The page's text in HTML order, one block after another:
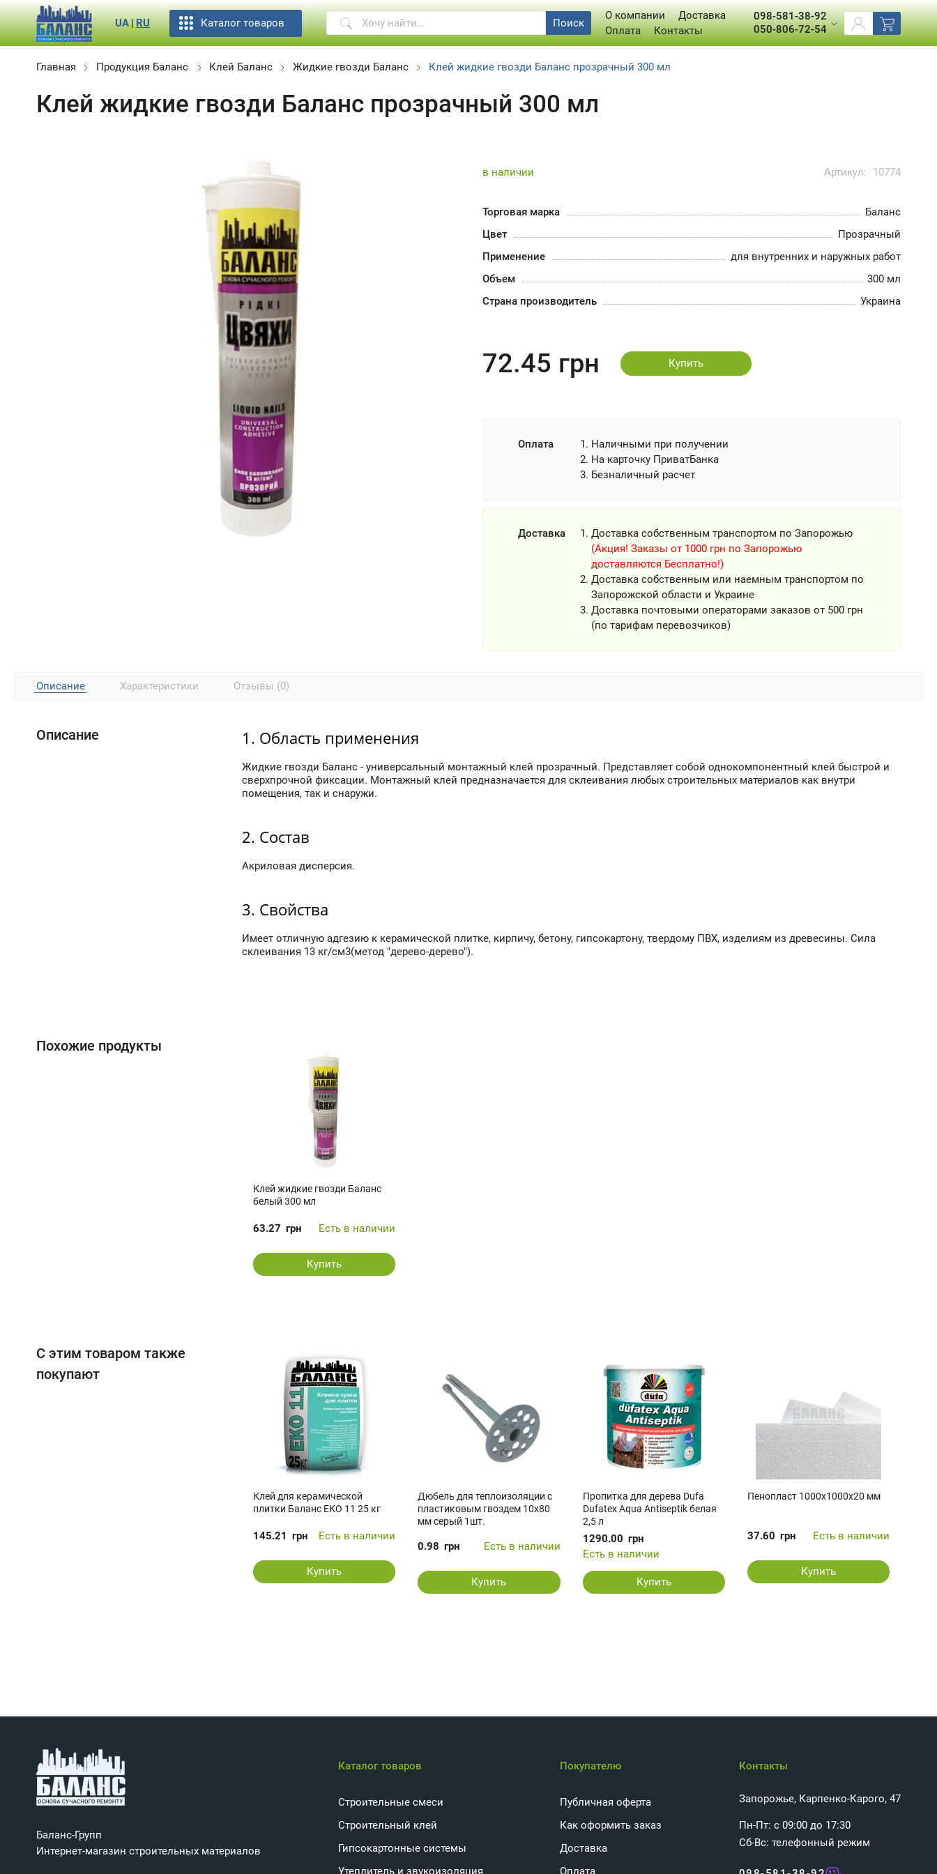
RU
|
UA Каталог товаров Поиск
О компании
Доставка
Оплата
Контакты
098-581-38-92
050-806-72-54
Главная Продукция Баланс Клей Баланс Жидкие гвозди Баланс Клей жидкие гвозди Баланс прозрачный 300 мл
Клей жидкие гвозди Баланс прозрачный 300 мл
в наличии Артикул: 10774
Торговая марка
Баланс
Цвет
Прозрачный
Применение
для внутренних и наружных работ
Объем
300 мл
Страна производитель
Украина
72.45 грн Купить
Оплата
Наличными при получении
На карточку ПриватБанка
Безналичный расчет
Доставка
Доставка собственным транспортом по Запорожью
(Акция! Заказы от 1000 грн по Запорожью
доставляются Бесплатно!)
Доставка собственным или наемным транспортом по
Запорожской области и Украине
Доставка почтовыми операторами заказов от 500 грн
(по тарифам перевозчиков)
Описание Характеристики Отзывы (0)
Описание 1. Область применения
Жидкие гвозди Баланс - универсальный монтажный клей прозрачный. Представляет собой однокомпонентный клей быстрой и
сверхпрочной фиксации. Монтажный клей предназначается для склеивания любых строительных материалов как внутри
помещения, так и снаружи.
2. Состав
Акриловая дисперсия.
3. Свойства
Имеет отличную адгезию к керамической плитке, кирпичу, бетону, гипсокартону, твердому ПВХ, изделиям из древесины. Сила
склеивания 13 кг/см3(метод "дерево-дерево").
Похожие продукты
Клей жидкие гвозди Баланс
белый 300 мл
63.27 грн Есть в наличии
Купить
С этим товаром также
покупают
Клей для керамической
плитки Баланс ЕКО 11 25 кг
145.21 грн Есть в наличии
Купить
Дюбель для теплоизоляции с
пластиковым гвоздем 10x80
мм серый 1шт.
0.98 грн Есть в наличии
Купить
Пропитка для дерева Dufa
Dufatex Aqua Antiseptik белая
2,5 л
1290.00 грн
Есть в наличии
Купить
Пенопласт 1000x1000x20 мм
37.60 грн Есть в наличии
Купить
Баланс-Групп
Интернет-магазин строительных материалов
Каталог товаров
Строительные смеси
Строительный клей
Гипсокартонные системы
Утеплитель и звукоизоляция
Покупателю
Публичная оферта
Как оформить заказ
Доставка
Оплата
Контакты
Запорожье, Карпенко-Карого, 47
Пн-Пт: с 09:00 до 17:30
Сб-Вс: телефонный режим